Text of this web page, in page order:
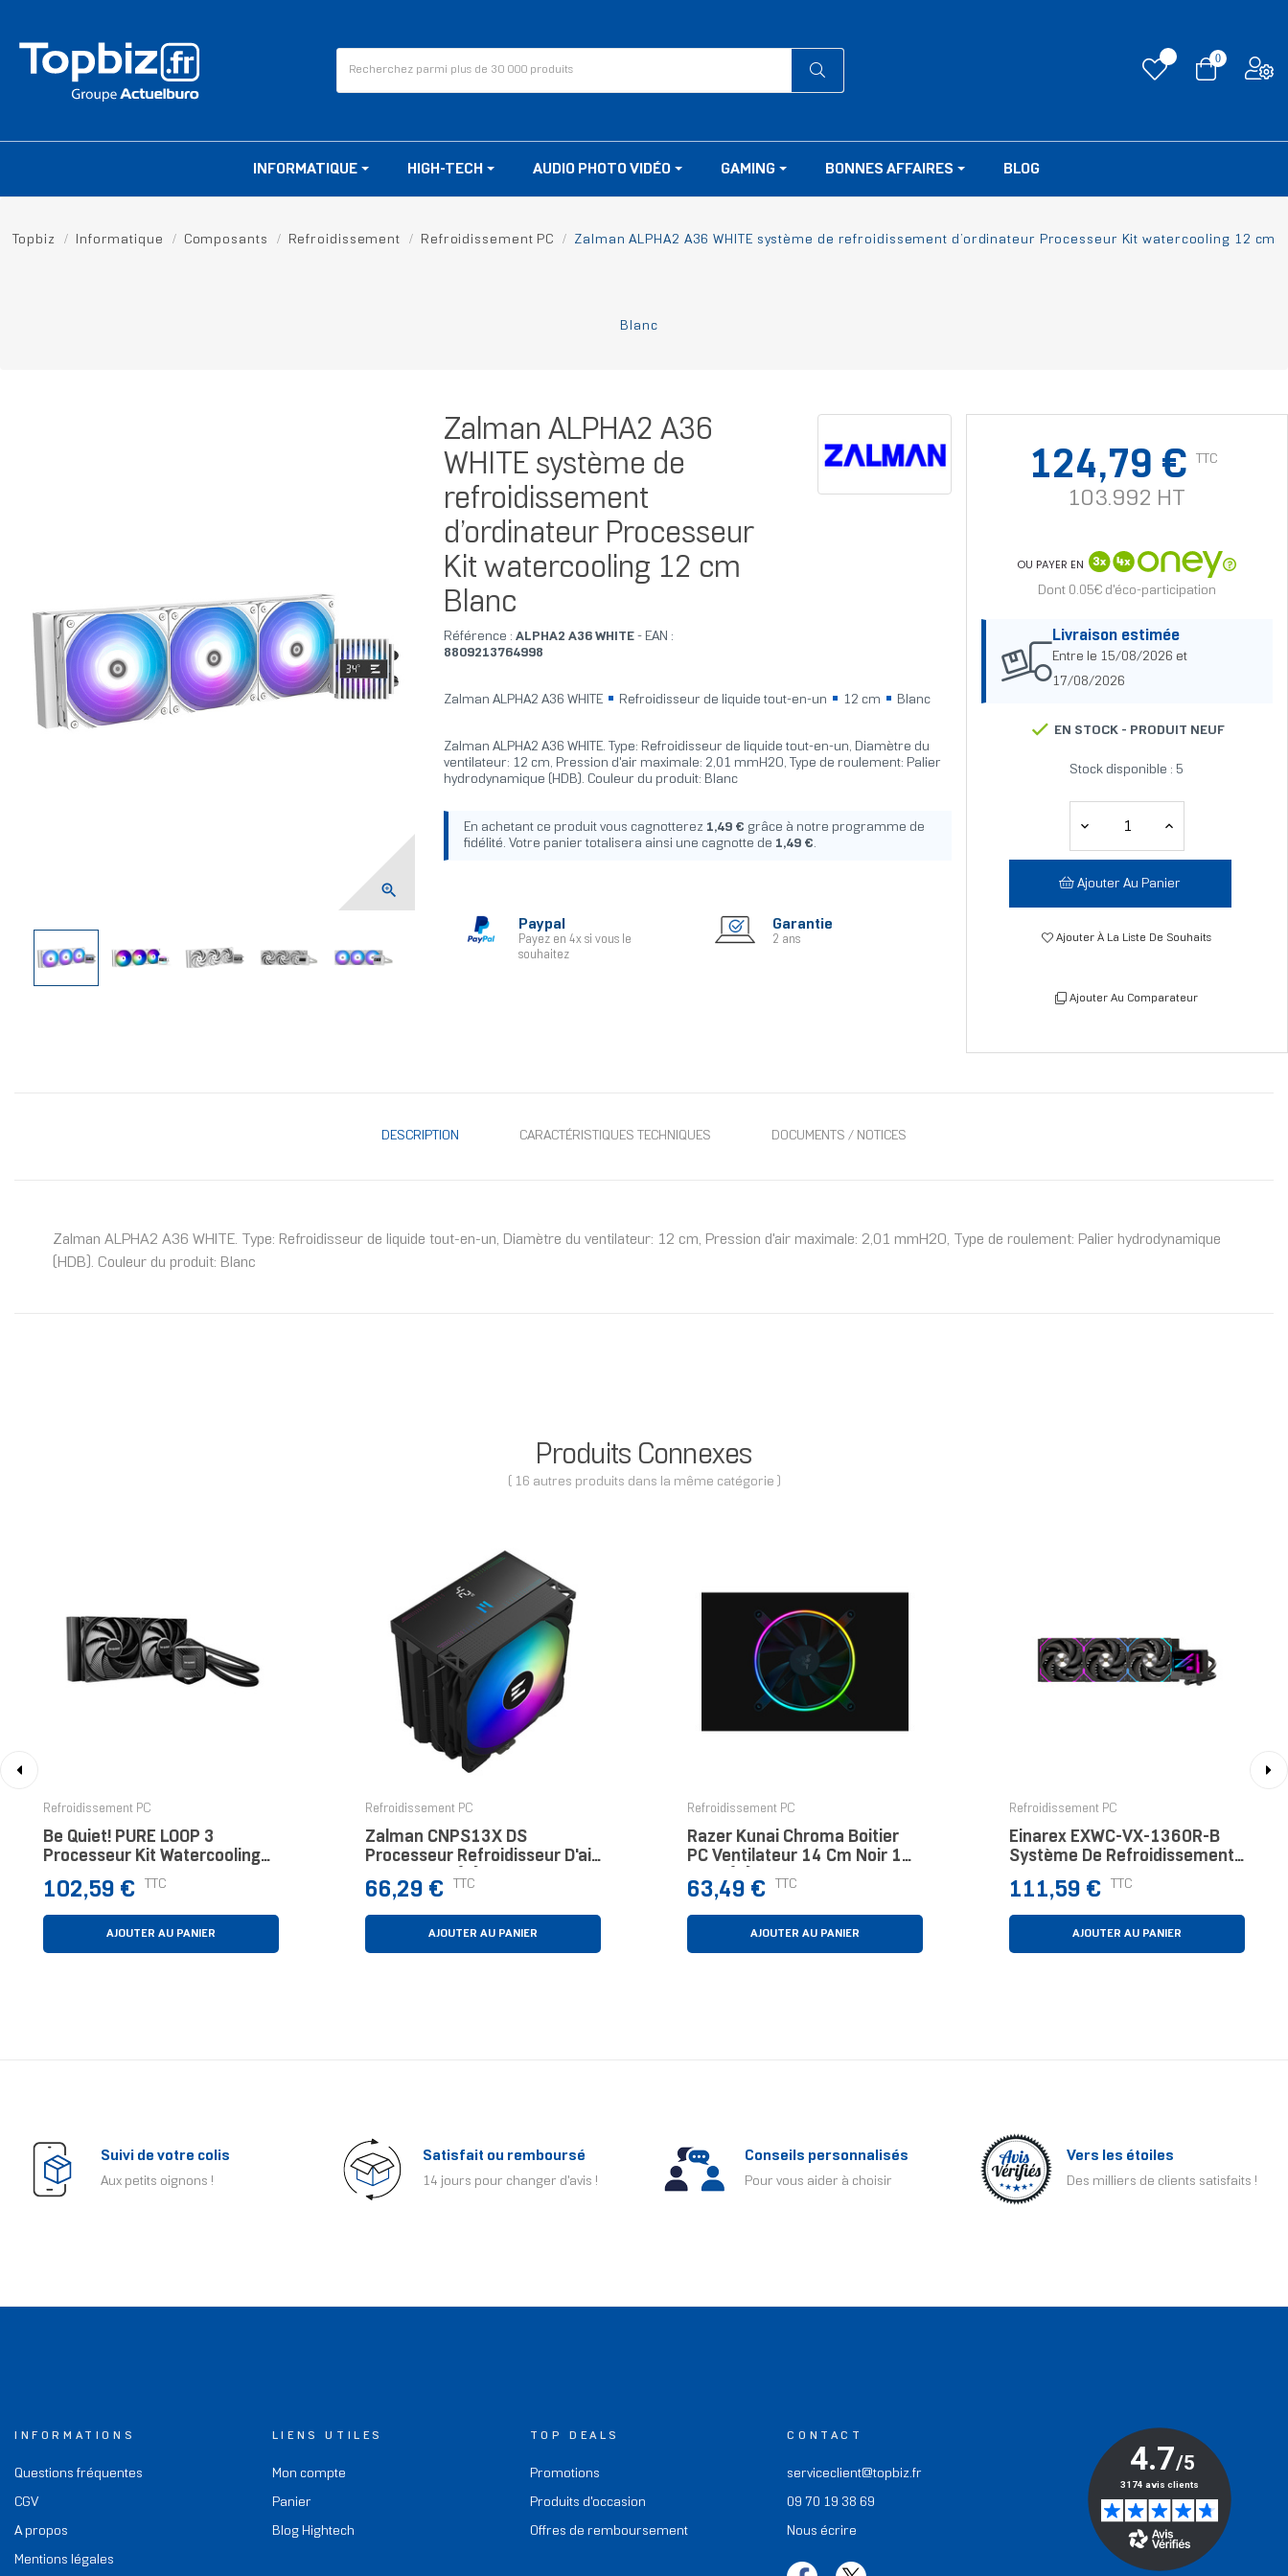
0
INFORMATIQUE HIGH-TECH AUDIO PHOTO VIDÉO GAMING BONNES AFFAIRES BLOG
Topbiz Informatique Composants Refroidissement Refroidissement PC Zalman ALPHA2 A36 WHITE système de refroidissement d’ordinateur Processeur Kit watercooling 12 cm
Blanc

Zalman ALPHA2 A36
WHITE système de
refroidissement
d’ordinateur Processeur
Kit watercooling 12 cm
Blanc
Référence : ALPHA2 A36 WHITE- EAN :
8809213764998
Zalman ALPHA2 A36 WHITE Refroidisseur de liquide tout-en-un 12 cm Blanc
Zalman ALPHA2 A36 WHITE. Type: Refroidisseur de liquide tout-en-un, Diamètre du
ventilateur: 12 cm, Pression d'air maximale: 2,01 mmH2O, Type de roulement: Palier
hydrodynamique (HDB). Couleur du produit: Blanc
En achetant ce produit vous cagnotterez 1,49 € grâce à notre programme de
fidélité. Votre panier totalisera ainsi une cagnotte de 1,49 €.
Paypal
Payez en 4x si vous le
souhaitez
Garantie
2 ans
124,79 € TTC
103.992 HT
OU PAYER EN
Dont 0.05€ d'éco-participation
Livraison estimée
Entre le 15/08/2026 et
17/08/2026
EN STOCK - PRODUIT NEUF
Stock disponible : 5
Ajouter Au Panier
Ajouter À La Liste De Souhaits
Ajouter Au Comparateur
DESCRIPTION CARACTÉRISTIQUES TECHNIQUES DOCUMENTS / NOTICES
Zalman ALPHA2 A36 WHITE. Type: Refroidisseur de liquide tout-en-un, Diamètre du ventilateur: 12 cm, Pression d'air maximale: 2,01 mmH2O, Type de roulement: Palier hydrodynamique
(HDB). Couleur du produit: Blanc
Produits Connexes
( 16 autres produits dans la même catégorie )
Refroidissement PC
Be Quiet! PURE LOOP 3
Processeur Kit Watercooling
Prix
102,59 € TTC
AJOUTER AU PANIER
Refroidissement PC
Zalman CNPS13X DS
Processeur Refroidisseur D'air
Noir 1 Pièce(s)
Prix
66,29 € TTC
AJOUTER AU PANIER
Refroidissement PC
Razer Kunai Chroma Boitier
PC Ventilateur 14 Cm Noir 1
Prix
63,49 € TTC
AJOUTER AU PANIER
Refroidissement PC
Einarex EXWC-VX-1360R-B
Système De Refroidissement
D’ordinateur Processeur Kit
Watercooling 12 Cm Noir
Prix
111,59 € TTC
AJOUTER AU PANIER
Suivi de votre colis
Aux petits oignons !
Satisfait ou remboursé
14 jours pour changer d'avis !
Conseils personnalisés
Pour vous aider à choisir
Vers les étoiles
Des milliers de clients satisfaits !
INFORMATIONS
Questions fréquentes
CGV
A propos
Mentions légales
LIENS UTILES
Mon compte
Panier
Blog Hightech
TOP DEALS
Promotions
Produits d'occasion
Offres de remboursement
CONTACT
serviceclient@topbiz.fr
09 70 19 38 69
Nous écrire